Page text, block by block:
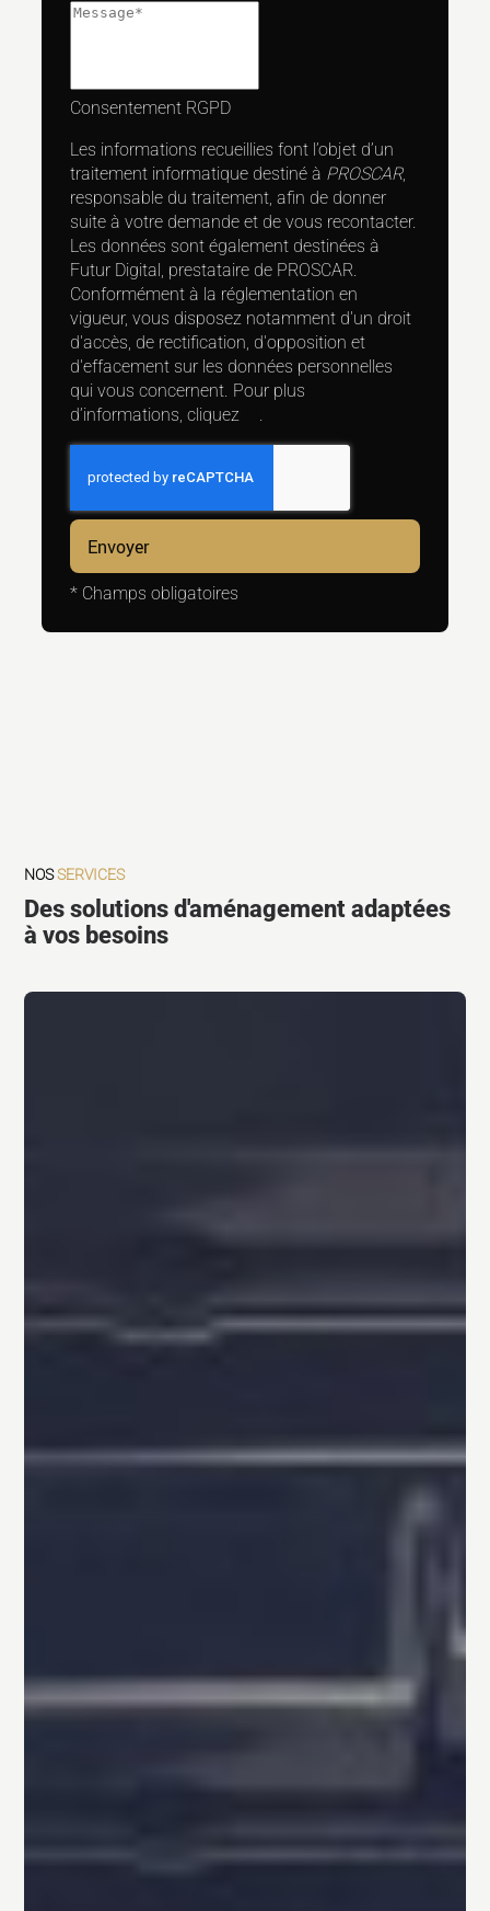
Consentement RGPD
Les informations recueillies font l’objet d’un
traitement informatique destiné à PROSCAR,
responsable du traitement, afin de donner
suite à votre demande et de vous recontacter.
Les données sont également destinées à
Futur Digital, prestataire de PROSCAR.
Conformément à la réglementation en
vigueur, vous disposez notamment d'un droit
d'accès, de rectification, d'opposition et
d'effacement sur les données personnelles
qui vous concernent. Pour plus
d’informations, cliquez
* Champs obligatoires
NOSSERVICES
Des solutions d'aménagement adaptées
à vos besoins